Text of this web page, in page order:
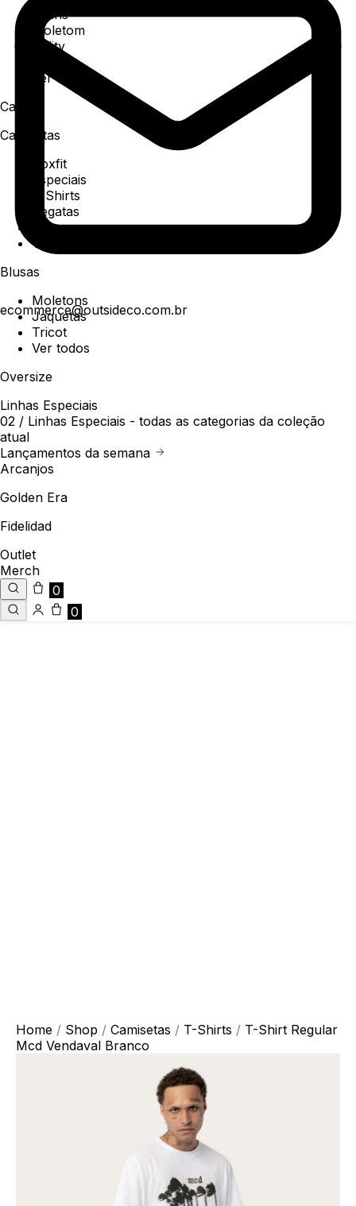
ecommerce@outsideco.com.br
Jeans
Moletom
Utility
Ver todos
Camisa
Camisetas
Boxfit
Especiais
T-Shirts
Regatas
Polo
Ver todos
Blusas
Moletons
Jaquetas
Tricot
Ver todos
Oversize
Linhas Especiais
02 / Linhas Especiais - todas as categorias da coleção
atual
Lançamentos da semana
Arcanjos
Golden Era
Fidelidad
Outlet
Merch
0
0
Home / Shop / Camisetas / T-Shirts / T-Shirt Regular
Mcd Vendaval Branco